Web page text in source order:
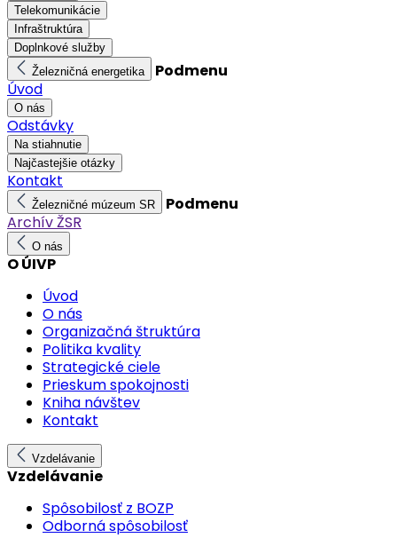
Telekomunikácie
Infraštruktúra
Doplnkové služby
Železničná energetika
Podmenu
Úvod
O nás
Odstávky
Na stiahnutie
Najčastejšie otázky
Kontakt
Železničné múzeum SR
Podmenu
Archív ŽSR
O nás
O ÚIVP
Úvod
O nás
Organizačná štruktúra
Politika kvality
Strategické ciele
Prieskum spokojnosti
Kniha návštev
Kontakt
Vzdelávanie
Vzdelávanie
Spôsobilosť z BOZP
Odborná spôsobilosť